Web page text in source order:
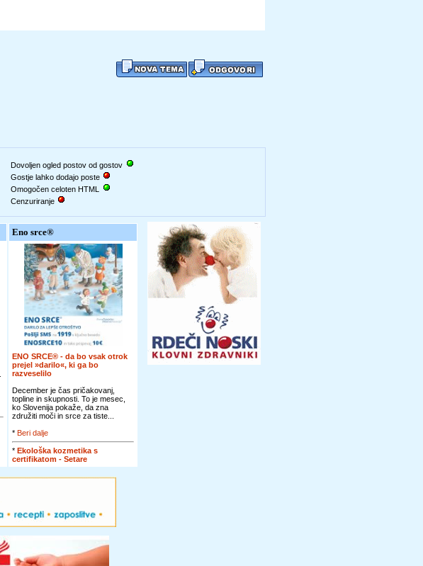
Dovoljen ogled postov od gostov
Gostje lahko dodajo poste
Omogočen celoten HTML
Cenzuriranje
Eno srce®
ENO SRCE® - da bo vsak otrok
prejel »darilo«, ki ga bo
razveselilo
December je čas pričakovanj,
topline in skupnosti. To je mesec,
ko Slovenija pokaže, da zna
združiti moči in srce za tiste...
* Beri dalje
* Ekološka kozmetika s
certifikatom - Setare